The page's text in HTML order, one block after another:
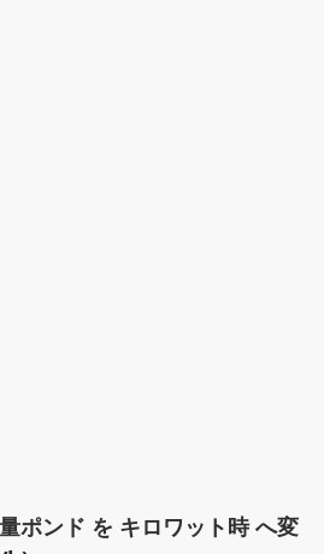
ポンド を キロワット時 へ変